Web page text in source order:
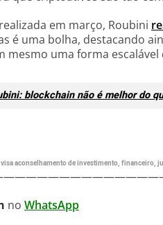
em março, Roubini
é uma bolha, destacando
mesmo uma forma escalável
blockchain não é melhor do
aconselhamento de investimento, financeiro,
no WhatsApp